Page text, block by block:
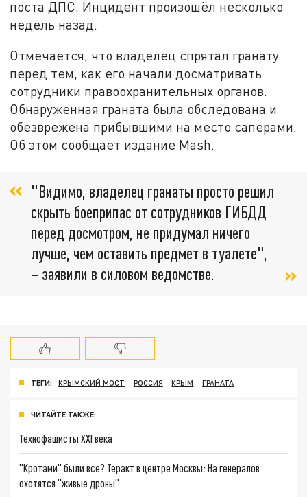
поста ДПС. Инцидент произошёл несколько
недель назад.
Отмечается, что владелец спрятал гранату
перед тем, как его начали досматривать
сотрудники правоохранительных органов.
Обнаруженная граната была обследована и
обезврежена прибывшими на место саперами.
Об этом сообщает издание Mash.
"Видимо, владелец гранаты просто решил
скрыть боеприпас от сотрудников ГИБДД
перед досмотром, не придумал ничего
лучше, чем оставить предмет в туалете",
– заявили в силовом ведомстве.
ТЕГИ: КРЫМСКИЙ МОСТ РОССИЯ КРЫМ ГРАНАТА
ЧИТАЙТЕ ТАКЖЕ:
Технофашисты XXI века
"Кротами" были все? Теракт в центре Москвы: На генералов
охотятся "живые дроны"